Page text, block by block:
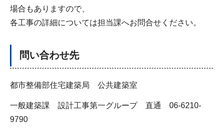
場合もありますので、
各工事の詳細については担当課へお問合せください。
問い合わせ先
都市整備部住宅建築局 公共建築室
一般建築課 設計工事第一グループ 直通 06-6210-
9790